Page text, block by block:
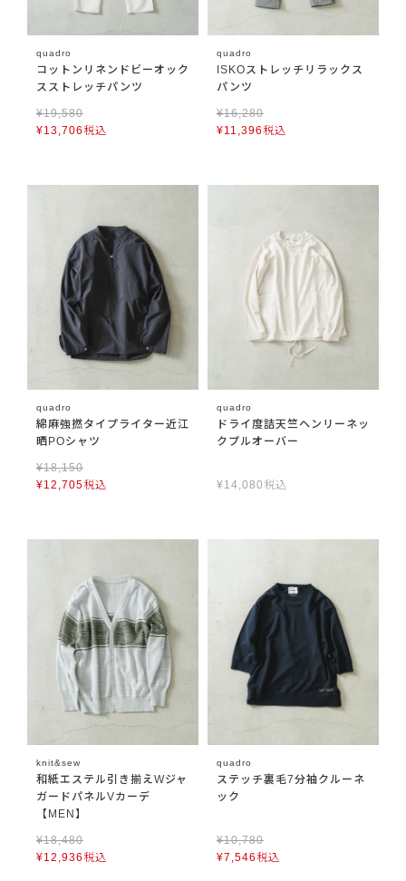
quadro
コットンリネンドビーオック
スストレッチパンツ
¥19,580
¥13,706税込
quadro
ISKOストレッチリラックス
パンツ
¥16,280
¥11,396税込
quadro
綿麻強撚タイプライター近江
晒POシャツ
¥18,150
¥12,705税込
quadro
ドライ度詰天竺ヘンリーネッ
クプルオーバー
¥14,080 税込
knit&sew
和紙エステル引き揃えWジャ
ガードパネルVカーデ
【MEN】
¥18,480
¥12,936税込
quadro
ステッチ裏毛7分袖クルーネ
ック
¥10,780
¥7,546税込